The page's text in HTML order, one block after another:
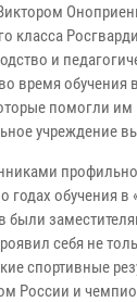
класса
и
время обучения
помогли
учреждение
годах обучения в
были
себя не
спортивные
России и